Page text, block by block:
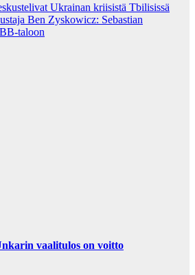
Ukrainan kriisistä Tbilisissä
Ben Zyskowicz: Sebastian
taloon
vaalitulos on voitto